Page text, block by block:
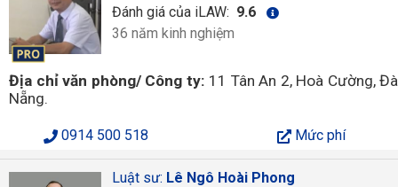
Đánh giá của iLAW: 9.6
36 năm kinh nghiệm
Địa chỉ văn phòng/ Công ty: 11 Tân An 2, Hoà Cường, Đà
Nẵng.
0914 500 518 Mức phí
Luật sư: Lê Ngô Hoài Phong